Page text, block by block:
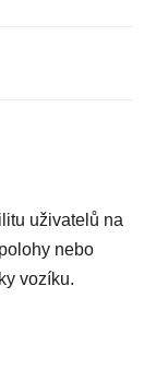
uživatelů na
nebo
vozíku.